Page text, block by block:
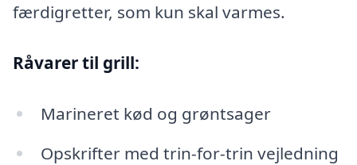
færdigretter, som kun skal varmes.
Råvarer til grill:
Marineret kød og grøntsager
Opskrifter med trin-for-trin vejledning